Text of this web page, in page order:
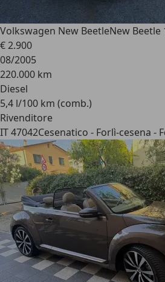
Volkswagen New BeetleNew Beetle
€ 2.900
08/2005
220.000 km
Diesel
5,4 l/100 km (comb.)
Rivenditore
IT 47042Cesenatico - Forlì-cesena -